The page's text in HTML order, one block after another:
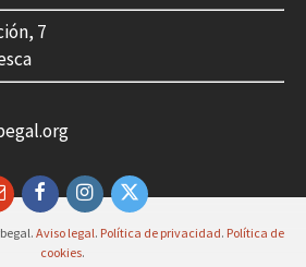
7
EmailFacebookInstagramTwitter
Aviso legal. Política de privacidad. Política de
cookies.